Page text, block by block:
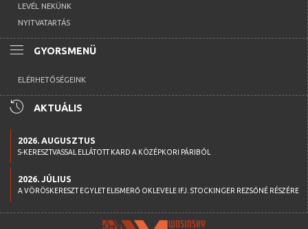
LEVÉL NEKÜNK
NYITVATARTÁS
menu GYORSMENÜ
ELÉRHETŐSÉGEINK
history AKTUÁLIS
2026. AUGUSZTUS
S-KERESZTVASSAL ELLÁTOTT KARD A KÖZÉPKORI PÁRIBÓL
2026. JÚLIUS
A VÖRÖSKERESZT EGYLET ELISMERŐ OKLEVELE IFJ. STOCKINGER REZSŐNÉ RÉSZÉRE